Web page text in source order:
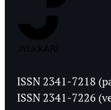
Ylioppilaslehti
ISSN 2341-7218
ISSN 2341-7226